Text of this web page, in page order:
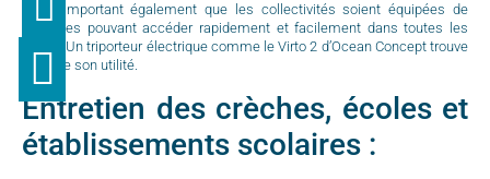
Il est important également que les collectivités soient équipées de
véhicules pouvant accéder rapidement et facilement dans toutes les
zones. Un triporteur électrique comme le Virto 2 d’Ocean Concept trouve
ici toute son utilité.
Entretien des crèches, écoles et
établissements scolaires :